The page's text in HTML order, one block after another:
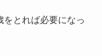
とれば必要になっ